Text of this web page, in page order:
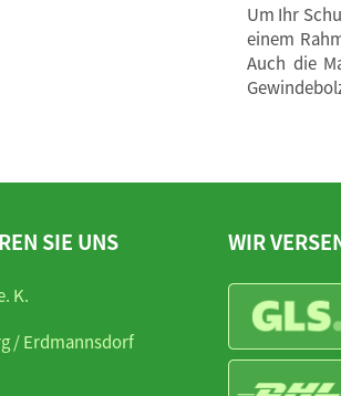
Um Ihr
einem
Auch die
SIE UNS
K.
/ Erdmannsdorf
WIR